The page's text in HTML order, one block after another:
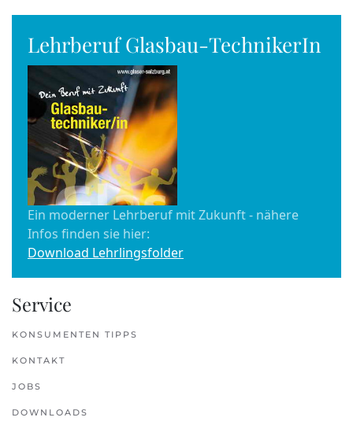
Lehrberuf Glasbau-TechnikerIn
Ein moderner Lehrberuf mit Zukunft - nähere
Infos finden sie hier:
Download Lehrlingsfolder
Service
KONSUMENTEN TIPPS
KONTAKT
JOBS
DOWNLOADS